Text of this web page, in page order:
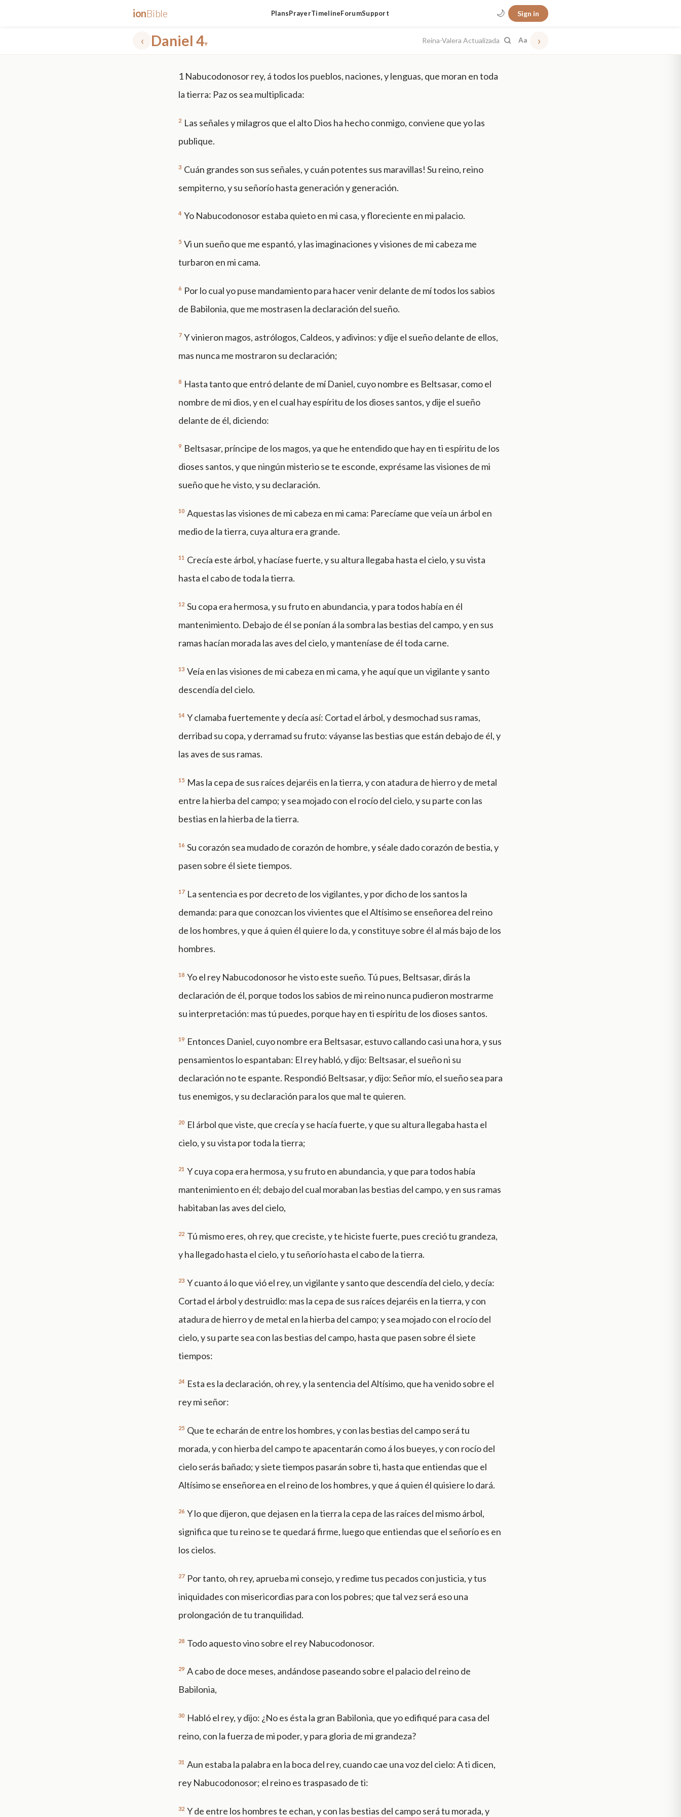
ionBible PlansPrayerTimelineForumSupport 🌙 Sign in
‹ Daniel 4▾ Reina-Valera Actualizada Aa ›
1 Nabucodonosor rey, á todos los pueblos, naciones, y lenguas, que moran en toda
la tierra: Paz os sea multiplicada:
2 Las señales y milagros que el alto Dios ha hecho conmigo, conviene que yo las
publique.
3 Cuán grandes son sus señales, y cuán potentes sus maravillas! Su reino, reino
sempiterno, y su señorío hasta generación y generación.
4 Yo Nabucodonosor estaba quieto en mi casa, y floreciente en mi palacio.
5 Vi un sueño que me espantó, y las imaginaciones y visiones de mi cabeza me
turbaron en mi cama.
6 Por lo cual yo puse mandamiento para hacer venir delante de mí todos los sabios
de Babilonia, que me mostrasen la declaración del sueño.
7 Y vinieron magos, astrólogos, Caldeos, y adivinos: y dije el sueño delante de ellos,
mas nunca me mostraron su declaración;
8 Hasta tanto que entró delante de mí Daniel, cuyo nombre es Beltsasar, como el
nombre de mi dios, y en el cual hay espíritu de los dioses santos, y dije el sueño
delante de él, diciendo:
9 Beltsasar, príncipe de los magos, ya que he entendido que hay en ti espíritu de los
dioses santos, y que ningún misterio se te esconde, exprésame las visiones de mi
sueño que he visto, y su declaración.
10 Aquestas las visiones de mi cabeza en mi cama: Parecíame que veía un árbol en
medio de la tierra, cuya altura era grande.
11 Crecía este árbol, y hacíase fuerte, y su altura llegaba hasta el cielo, y su vista
hasta el cabo de toda la tierra.
12 Su copa era hermosa, y su fruto en abundancia, y para todos había en él
mantenimiento. Debajo de él se ponían á la sombra las bestias del campo, y en sus
ramas hacían morada las aves del cielo, y manteníase de él toda carne.
13 Veía en las visiones de mi cabeza en mi cama, y he aquí que un vigilante y santo
descendía del cielo.
14 Y clamaba fuertemente y decía así: Cortad el árbol, y desmochad sus ramas,
derribad su copa, y derramad su fruto: váyanse las bestias que están debajo de él, y
las aves de sus ramas.
15 Mas la cepa de sus raíces dejaréis en la tierra, y con atadura de hierro y de metal
entre la hierba del campo; y sea mojado con el rocío del cielo, y su parte con las
bestias en la hierba de la tierra.
16 Su corazón sea mudado de corazón de hombre, y séale dado corazón de bestia, y
pasen sobre él siete tiempos.
17 La sentencia es por decreto de los vigilantes, y por dicho de los santos la
demanda: para que conozcan los vivientes que el Altísimo se enseñorea del reino
de los hombres, y que á quien él quiere lo da, y constituye sobre él al más bajo de los
hombres.
18 Yo el rey Nabucodonosor he visto este sueño. Tú pues, Beltsasar, dirás la
declaración de él, porque todos los sabios de mi reino nunca pudieron mostrarme
su interpretación: mas tú puedes, porque hay en ti espíritu de los dioses santos.
19 Entonces Daniel, cuyo nombre era Beltsasar, estuvo callando casi una hora, y sus
pensamientos lo espantaban: El rey habló, y dijo: Beltsasar, el sueño ni su
declaración no te espante. Respondió Beltsasar, y dijo: Señor mío, el sueño sea para
tus enemigos, y su declaración para los que mal te quieren.
20 El árbol que viste, que crecía y se hacía fuerte, y que su altura llegaba hasta el
cielo, y su vista por toda la tierra;
21 Y cuya copa era hermosa, y su fruto en abundancia, y que para todos había
mantenimiento en él; debajo del cual moraban las bestias del campo, y en sus ramas
habitaban las aves del cielo,
22 Tú mismo eres, oh rey, que creciste, y te hiciste fuerte, pues creció tu grandeza,
y ha llegado hasta el cielo, y tu señorío hasta el cabo de la tierra.
23 Y cuanto á lo que vió el rey, un vigilante y santo que descendía del cielo, y decía:
Cortad el árbol y destruidlo: mas la cepa de sus raíces dejaréis en la tierra, y con
atadura de hierro y de metal en la hierba del campo; y sea mojado con el rocío del
cielo, y su parte sea con las bestias del campo, hasta que pasen sobre él siete
tiempos:
24 Esta es la declaración, oh rey, y la sentencia del Altísimo, que ha venido sobre el
rey mi señor:
25 Que te echarán de entre los hombres, y con las bestias del campo será tu
morada, y con hierba del campo te apacentarán como á los bueyes, y con rocío del
cielo serás bañado; y siete tiempos pasarán sobre ti, hasta que entiendas que el
Altísimo se enseñorea en el reino de los hombres, y que á quien él quisiere lo dará.
26 Y lo que dijeron, que dejasen en la tierra la cepa de las raíces del mismo árbol,
significa que tu reino se te quedará firme, luego que entiendas que el señorío es en
los cielos.
27 Por tanto, oh rey, aprueba mi consejo, y redime tus pecados con justicia, y tus
iniquidades con misericordias para con los pobres; que tal vez será eso una
prolongación de tu tranquilidad.
28 Todo aquesto vino sobre el rey Nabucodonosor.
29 A cabo de doce meses, andándose paseando sobre el palacio del reino de
Babilonia,
30 Habló el rey, y dijo: ¿No es ésta la gran Babilonia, que yo edifiqué para casa del
reino, con la fuerza de mi poder, y para gloria de mi grandeza?
31 Aun estaba la palabra en la boca del rey, cuando cae una voz del cielo: A ti dicen,
rey Nabucodonosor; el reino es traspasado de ti:
32 Y de entre los hombres te echan, y con las bestias del campo será tu morada, y